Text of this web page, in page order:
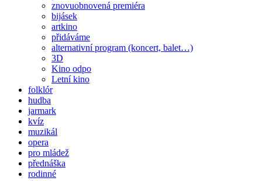
znovuobnovená premiéra
bijásek
artkino
přidáváme
alternativní program (koncert, balet…)
3D
Kino odpo
Letní kino
folklór
hudba
jarmark
kvíz
muzikál
opera
pro mládež
přednáška
rodinné